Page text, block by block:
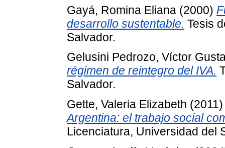
Gayá, Romina Eliana (2000)
desarrollo sustentable. Tesis
Salvador.
Gelusini Pedrozo, Víctor
régimen de reintegro del IVA.
Salvador.
Gette, Valeria Elizabeth
Argentina: el trabajo social
Licenciatura, Universidad del